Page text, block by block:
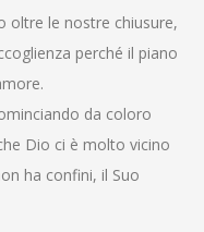
oltre le nostre chiusure,
perché il piano
da coloro
Dio ci è molto vicino
ha confini, il Suo